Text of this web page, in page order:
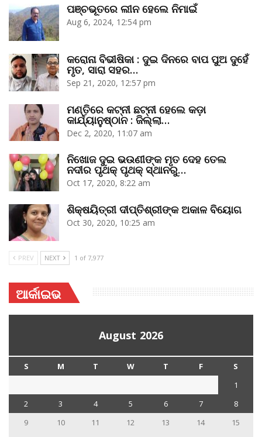
ପଞ୍ଚଭୂତରେ ଲୀନ ହେଲେ ନିମାଇଁ
Aug 6, 2024, 12:54 pm
କରୋନା ବିଭୀଷିକା : ଦୁଇ ଦିନରେ ବାପ ପୁଅ ଦୁହେଁ
ମୃତ, ସାରା ସହର…
Sep 21, 2020, 12:57 pm
ମଣ୍ତିରେ କଟ୍‌ନୀ ଛଟ୍‌ନୀ ହେଲେ କଡ଼ା
କାର୍ଯ୍ୟାନୁଷ୍ଠାନ : ଜିଲ୍ଲା…
Dec 2, 2020, 11:07 am
ନିଖୋଜ ଦୁଇ ଭଉଣୀଙ୍କ ମୃତ ଦେହ ତେଲ
ନଦୀର ପୃଥକ୍‌ ପୃଥକ୍‌ ସ୍ଥାନରୁ…
Oct 17, 2020, 8:22 am
ଶିକ୍ଷୟିତ୍ରୀ ଦୀପ୍ତିଶ୍ରୀଙ୍କ ଅକାଳ ବିୟୋଗ
Oct 30, 2020, 10:25 am
PREV NEXT 1 of 7,977
ଆର୍କାଇଭ
August 2026
S M T W T F
S
1
2
3 4 5 6 7
8
9
10 11 12 13 14
15